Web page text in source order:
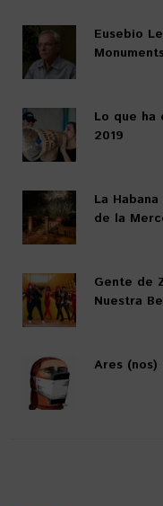
Eusebio
Lo que ha
2019
La
de la
Gente de
Nuestra
Ares (nos)